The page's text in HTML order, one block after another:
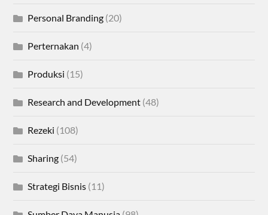
Personal Branding (20)
Perternakan (4)
Produksi (15)
Research and Development (48)
Rezeki (108)
Sharing (54)
Strategi Bisnis (11)